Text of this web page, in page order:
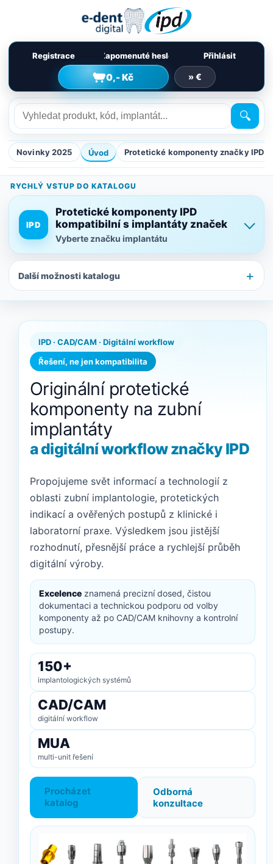
Registrace Zapomenuté heslo
0,- Kč » €
Přihlásit
🔍
Novinky 2025 Úvod Protetické komponenty značky IPD
RYCHLÝ VSTUP DO KATALOGU
IPD
Protetické komponenty IPD
kompatibilní s implantáty značek
Vyberte značku implantátu
Další možnosti katalogu
IPD · CAD/CAM · Digitální workflow
Řešení, ne jen kompatibilita
Originální protetické
komponenty na zubní
implantáty
a digitální workflow značky IPD
Propojujeme svět informací a technologií z
oblasti zubní implantologie, protetických
indikací a ověřených postupů z klinické i
laboratorní praxe. Výsledkem jsou jistější
rozhodnutí, přesnější práce a rychlejší průběh
digitální výroby.
Excelence znamená precizní dosed, čistou
dokumentaci a technickou podporu od volby
komponenty až po CAD/CAM knihovny a kontrolní
postupy.
150+
implantologických systémů
CAD/CAM
digitální workflow
MUA
multi-unit řešení
Procházet
katalog
Odborná
konzultace